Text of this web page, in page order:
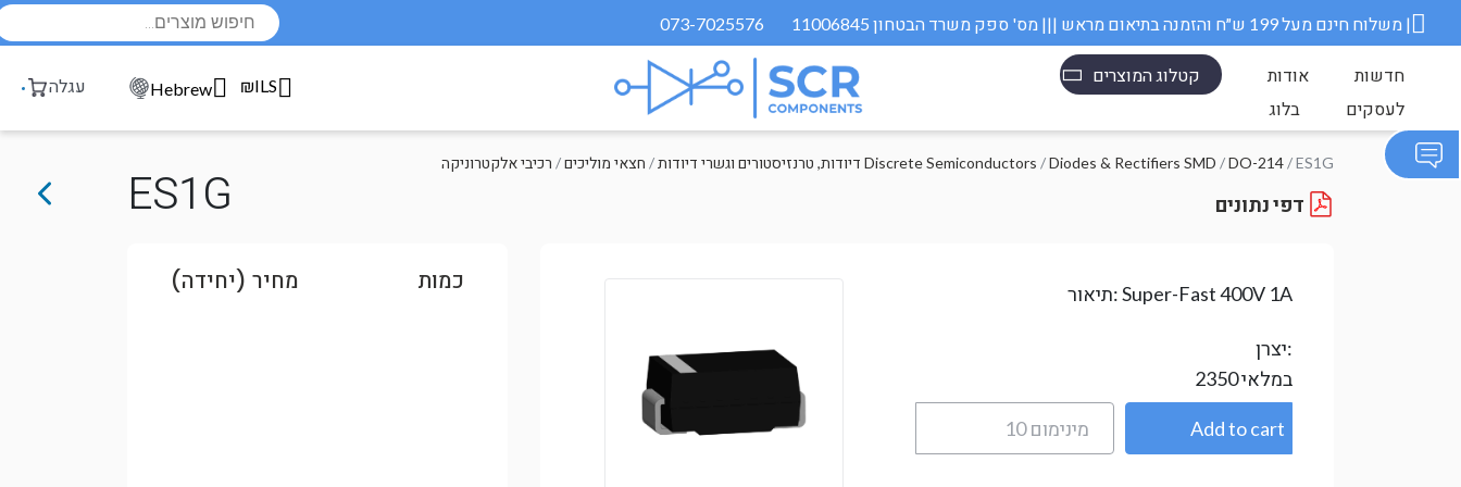
073-7025576 משלוח חינם מעל 199 ש״ח והזמנה בתיאום מראש ||| מס' ספק משרד הבטחון 11006845 |
קטלוג המוצרים אודות
חדשות
בלוג
לעסקים
עגלה Hebrew ₪ILS
רכיבי אלקטרוניקה /חצאי מוליכים / דיודות, טרנזיסטורים וגשרי דיודות Discrete Semiconductors /Diodes & Rectifiers SMD /DO-214/ ES1G
ES1G
תיאור:Super-Fast 400V 1A
יצרן:
2350במלאי
כמות מחיר (יחידה)